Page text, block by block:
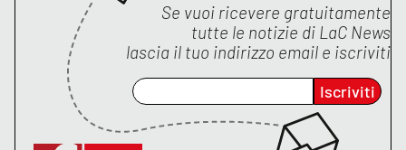
Lactv.it
Laconair.it
Lacitymag.it
Se vuoi ricevere gratuitamente
tutte le notizie di LaC News
lascia il tuo indirizzo email e iscriviti
Iscriviti